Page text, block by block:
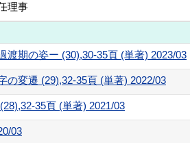
理事
渡期の姿ー (30),30-35頁 (単著) 2023/03
の変遷 (29),32-35頁 (単著) 2022/03
35頁 (単著) 2021/03
03